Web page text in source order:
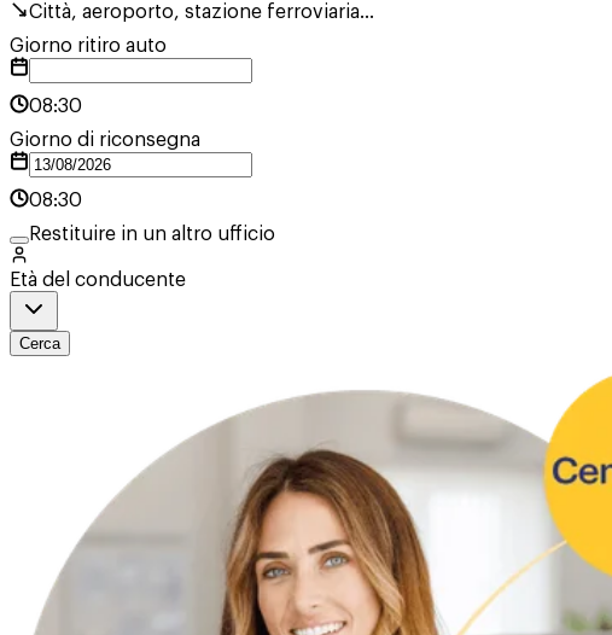
Città, aeroporto, stazione ferroviaria...
Giorno ritiro auto
08:30
Giorno di riconsegna
08:30
Restituire in un altro ufficio
Età del conducente
Cerca